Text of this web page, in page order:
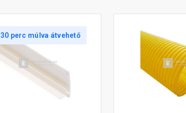
30 perc múlva átvehető